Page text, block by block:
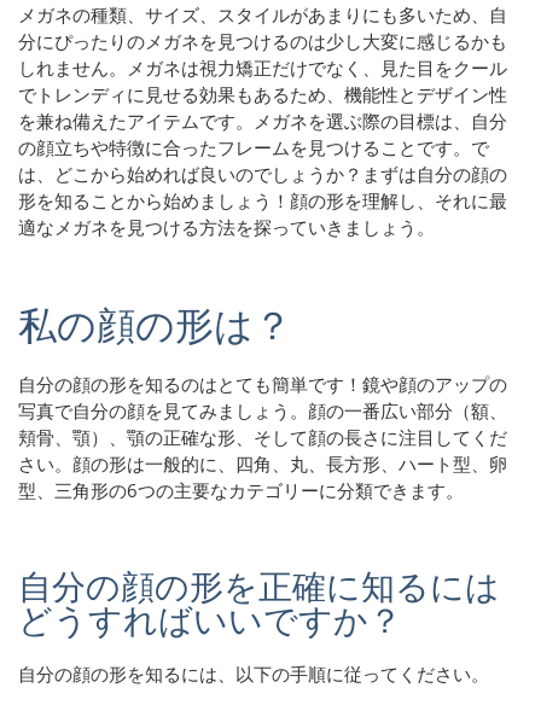
メガネの種類、サイズ、スタイルがあまりにも多いため、自
分にぴったりのメガネを見つけるのは少し大変に感じるかも
しれません。メガネは視力矯正だけでなく、見た目をクール
でトレンディに見せる効果もあるため、機能性とデザイン性
を兼ね備えたアイテムです。メガネを選ぶ際の目標は、自分
の顔立ちや特徴に合ったフレームを見つけることです。で
は、どこから始めれば良いのでしょうか？まずは自分の顔の
形を知ることから始めましょう！顔の形を理解し、それに最
適なメガネを見つける方法を探っていきましょう。
私の顔の形は？
自分の顔の形を知るのはとても簡単です！鏡や顔のアップの
写真で自分の顔を見てみましょう。顔の一番広い部分（額、
頬骨、顎）、顎の正確な形、そして顔の長さに注目してくだ
さい。顔の形は一般的に、四角、丸、長方形、ハート型、卵
型、三角形の6つの主要なカテゴリーに分類できます。
自分の顔の形を正確に知るには
どうすればいいですか？
自分の顔の形を知るには、以下の手順に従ってください。